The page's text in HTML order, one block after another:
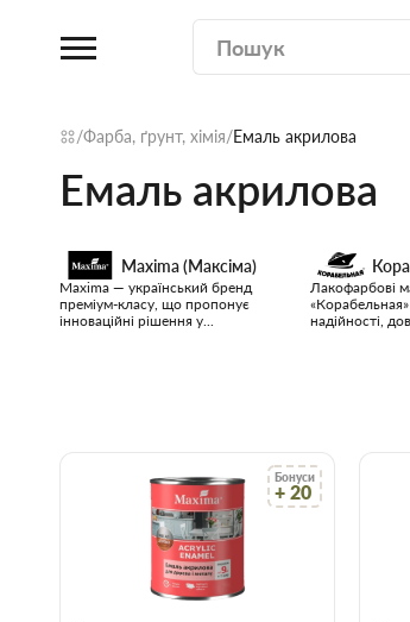
Фарба, ґрунт, хімія Емаль акрилова
Емаль акрилова
Maxima (Максіма)
Maxima — український бренд
преміум-класу, що пропонує
інноваційні рішення у...
Лакофарбові
надійності,
Бонуси
+ 20